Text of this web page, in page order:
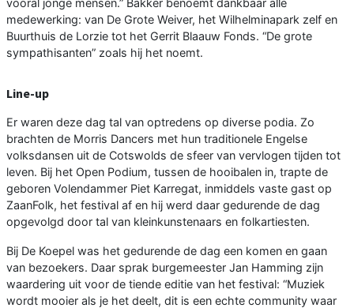
medewerking: van De Grote Weiver, het Wilhelminapark zelf en
Buurthuis de Lorzie tot het Gerrit Blaauw Fonds. “De grote
sympathisanten” zoals hij het noemt.
Line-up
Er waren deze dag tal van optredens op diverse podia. Zo
brachten de Morris Dancers met hun traditionele Engelse
volksdansen uit de Cotswolds de sfeer van vervlogen tijden tot
leven. Bij het Open Podium, tussen de hooibalen in, trapte de
geboren Volendammer Piet Karregat, inmiddels vaste gast op
ZaanFolk, het festival af en hij werd daar gedurende de dag
opgevolgd door tal van kleinkunstenaars en folkartiesten.
Bij De Koepel was het gedurende de dag een komen en gaan
van bezoekers. Daar sprak burgemeester Jan Hamming zijn
waardering uit voor de tiende editie van het festival: “Muziek
wordt mooier als je het deelt, dit is een echte community waar